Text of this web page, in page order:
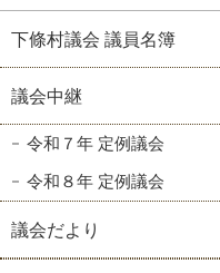
下條村議会 議員名簿
議会中継
令和７年 定例議会
令和８年 定例議会
議会だより